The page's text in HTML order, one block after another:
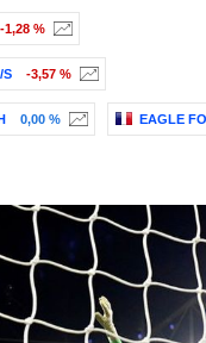
-1,28 %
S -3,57 %
0,00 % EAGLE